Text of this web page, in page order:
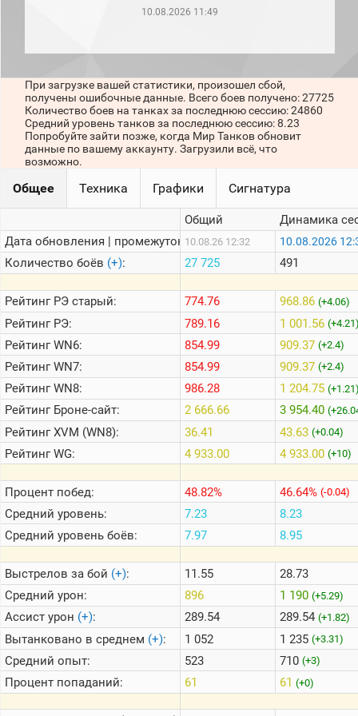
месяц)
игроков
последние
сессии)
1000
стримеров
Информация
Онлайн
Цветовая
шкала
Теlegram
ВК
Портал
Мира
10.08.2026 11:49
При загрузке вашей статистики, произошел сбой,
получены ошибочные данные. Всего боев получено: 27725
Количество боев на танках за последнюю сессию: 24860
Средний уровень танков за последнюю сессию: 8.23
Попробуйте зайти позже, когда Мир Танков обновит
данные по вашему аккаунту. Загрузили всё, что
возможно.
Общее Техника Графики Сигнатура
Дата обновления | промежуток:
Количество боёв (+):
РейтингРЭ старый:
РейтингРЭ:
РейтингWN6:
РейтингWN7:
РейтингWN8:
РейтингБроне-сайт:
РейтингXVM (WN8):
РейтингWG:
Процент побед:
Средний уровень:
Средний уровень боёв:
Выстрелов за бой (+):
Средний урон:
Ассист урон (+):
Вытанковано в среднем (+):
Средний опыт:
Процент попаданий:
Общий
10.08.26 12:32
27 725
774.76
789.16
854.99
854.99
986.28
2 666.66
36.41
4 933.00
48.82%
7.23
7.97
11.55
896
289.54
1 052
523
61
Динамика
10.08.2026
491
968.86 (+4.06)
1 001.56
909.37 (+2.4)
909.37 (+2.4)
1 204.75
3 954.40
43.63 (+0.04)
4 933.00 (+10)
46.64% (-0.04)
8.23
8.95
28.73
1 190 (+5.29)
289.54 (+1.82)
1 235 (+3.31)
710 (+3)
61 (+0)